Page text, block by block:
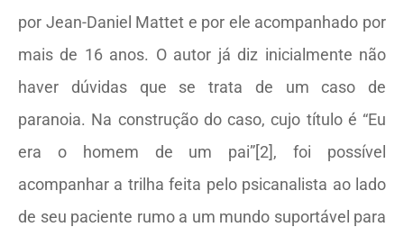
por Jean-Daniel Mattet e por ele acompanhado por
mais de 16 anos. O autor já diz inicialmente não
haver dúvidas que se trata de um caso de
paranoia. Na construção do caso, cujo título é “Eu
era o homem de um pai”[2], foi possível
acompanhar a trilha feita pelo psicanalista ao lado
de seu paciente rumo a um mundo suportável para